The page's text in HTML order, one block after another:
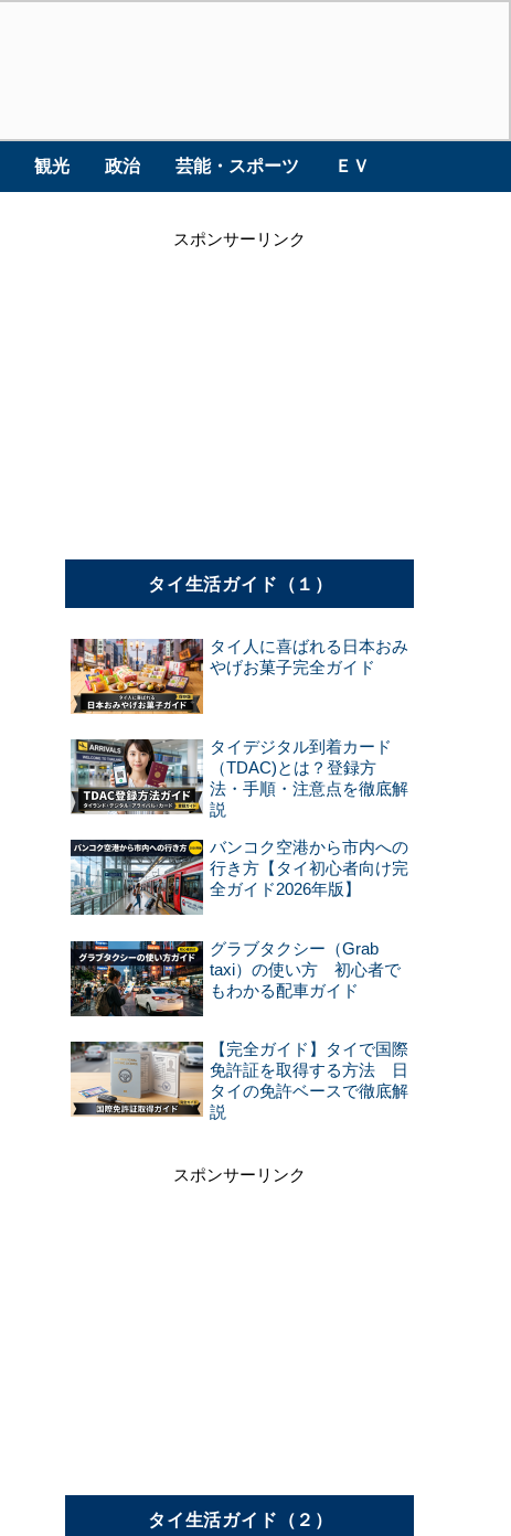
観光 政治 芸能・スポーツ ＥＶ
スポンサーリンク
タイ生活ガイド（１）
タイ人に喜ばれる日本おみ
やげお菓子完全ガイド
タイデジタル到着カード
（TDAC)とは？登録方
法・手順・注意点を徹底解
説
バンコク空港から市内への
行き方【タイ初心者向け完
全ガイド2026年版】
グラブタクシー（Grab
taxi）の使い方 初心者で
もわかる配車ガイド
【完全ガイド】タイで国際
免許証を取得する方法 日
タイの免許ベースで徹底解
説
スポンサーリンク
タイ生活ガイド（２）